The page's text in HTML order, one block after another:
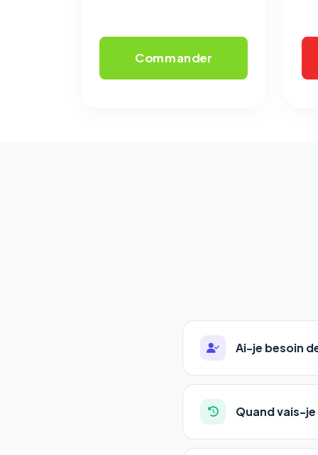
Commander
Ai-je besoin
Absolument pas.
auto-entrepreneurs,
l'adresse de votre
Quand vais-
La plupart de nos